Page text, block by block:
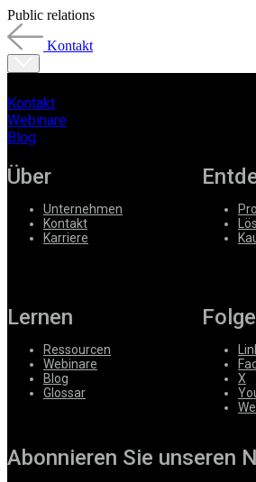
Support
Services
Kaufen
Ressourcen
Kontakt
RegisterAnmeldung
Karriere
Partner
Suppliers
Public relations
Kontakt
Kontakt
Webinare
Blog
Über
Unternehmen
Kontakt
Karriere
Lernen
Ressourcen
Webinare
Blog
Glossar
X
Abonnieren Sie unseren